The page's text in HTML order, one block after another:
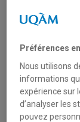
Bien
Préférences
Nous utilisons
informations
expérience sur
d’analyser les
pouvez